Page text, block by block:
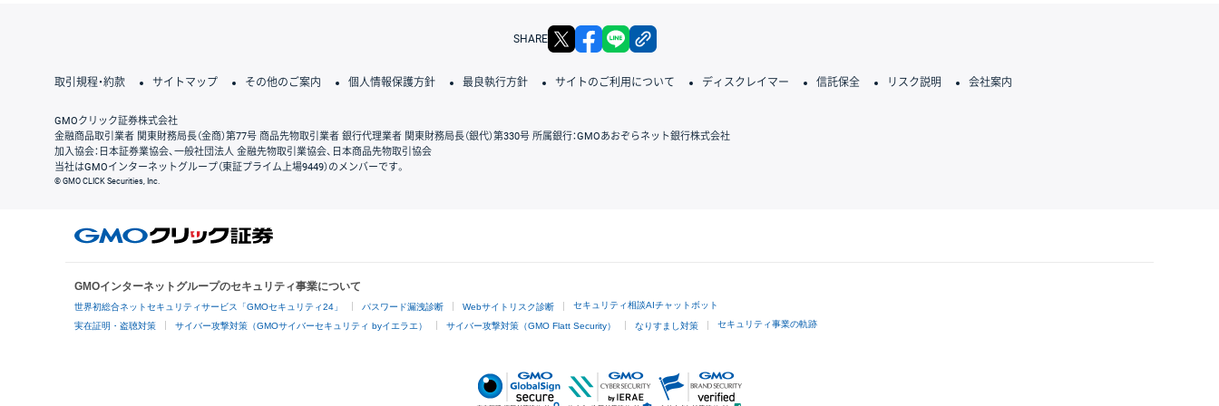
SHARE X facebook
取引規程・約款 サイトマップ その他のご案内 個人情報保護方針 最良執行方針 サイトのご利用について ディスクレイマー 信託保全 リスク説明 会社案内
GMOクリック証券株式会社
金融商品取引業者 関東財務局長（金商）第77号 商品先物取引業者 銀行代理業者 関東財務局長（銀代）第330号 所属銀行：GMOあおぞらネット銀行株式会社
加入協会：日本証券業協会、一般社団法人 金融先物取引業協会、日本商品先物取引協会
当社はGMOインターネットグループ（東証プライム上場9449）のメンバーです。
© GMO CLICK Securities, Inc.
GMOインターネットグループのセキュリティ事業について
世界初総合ネットセキュリティサービス「GMOセキュリティ24」 パスワード漏洩診断 Webサイトリスク診断 セキュリティ相談AIチャットボット
実在証明・盗聴対策 サイバー攻撃対策（GMOサイバーセキュリティ byイエラエ） サイバー攻撃対策（GMO Flatt Security） なりすまし対策 セキュリティ事業の軌跡